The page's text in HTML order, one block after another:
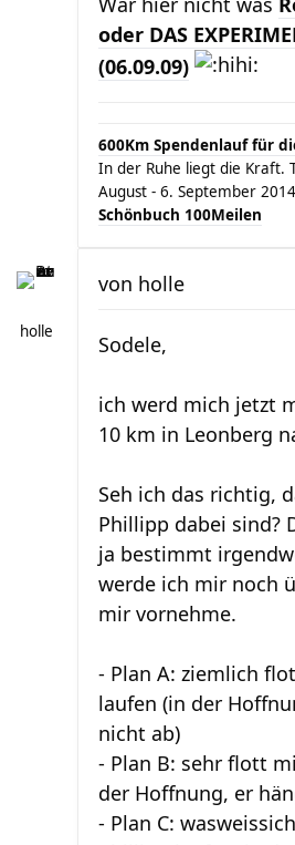
oder DAS
(06.09.09)
600Km Spendenlauf für
In der Ruhe liegt die Kraft.
August - 6. September 2014
Schönbuch 100Meilen
holle
von holle
Sodele,
ich werd mich jetzt
10 km in Leonberg
Seh ich das richtig,
Phillipp dabei sind?
ja bestimmt
werde ich mir noch
mir vornehme.
- Plan A: ziemlich
laufen (in der
nicht ab)
- Plan B: sehr flott
der Hoffnung, er
- Plan C: